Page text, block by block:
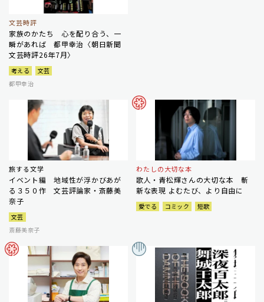
文芸時評
家族のかたち 心を配り合う、一
瞬があれば 都甲幸治〈朝日新聞
文芸時評26年7月〉
考える
文芸
都甲幸治
旅する文学
イベント編 地域性が浮かびあが
る３５０作 文芸評論家・斎藤美
奈子
文芸
斎藤美奈子
わたしの大切な本
歌人・青松輝さんの大切な本 斬
新な表現 よむたび、より自由に
愛でる コミック 短歌